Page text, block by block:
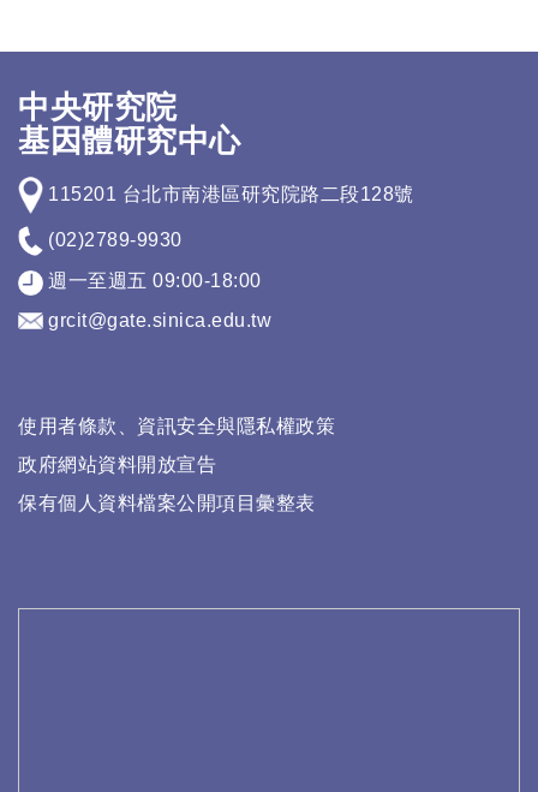
中央研究院
基因體研究中心
115201 台北市南港區研究院路二段128號
(02)2789-9930
週一至週五 09:00-18:00
grcit@gate.sinica.edu.tw
使用者條款、資訊安全與隱私權政策
政府網站資料開放宣告
保有個人資料檔案公開項目彙整表